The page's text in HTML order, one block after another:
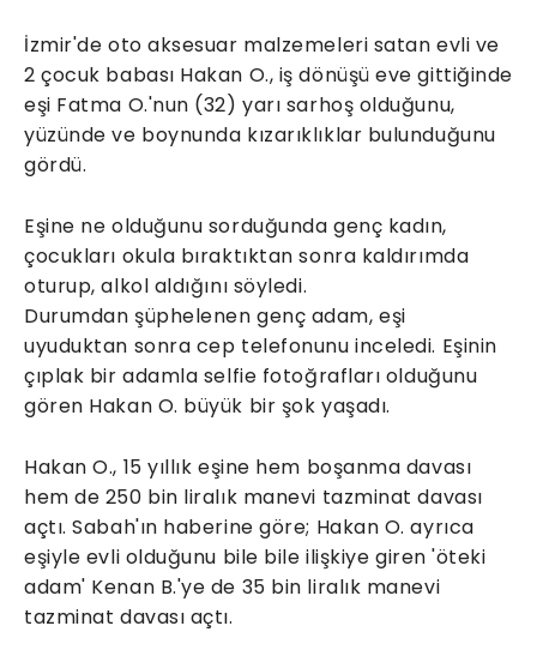
İzmir'de oto aksesuar malzemeleri satan evli ve
2 çocuk babası Hakan O., iş dönüşü eve gittiğinde
eşi Fatma O.'nun (32) yarı sarhoş olduğunu,
yüzünde ve boynunda kızarıklıklar bulunduğunu
gördü.
Eşine ne olduğunu sorduğunda genç kadın,
çocukları okula bıraktıktan sonra kaldırımda
oturup, alkol aldığını söyledi.
Durumdan şüphelenen genç adam, eşi
uyuduktan sonra cep telefonunu inceledi. Eşinin
çıplak bir adamla selfie fotoğrafları olduğunu
gören Hakan O. büyük bir şok yaşadı.
Hakan O., 15 yıllık eşine hem boşanma davası
hem de 250 bin liralık manevi tazminat davası
açtı. Sabah'ın haberine göre; Hakan O. ayrıca
eşiyle evli olduğunu bile bile ilişkiye giren 'öteki
adam' Kenan B.'ye de 35 bin liralık manevi
tazminat davası açtı.